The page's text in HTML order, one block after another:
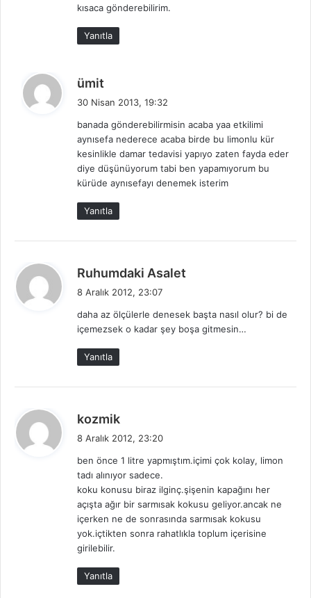
kısaca gönderebilirim.
Yanıtla
ümit
i
k
i
30 Nisan 2013, 19:32
banada gönderebilirmisin acaba yaa etkilimi
aynısefa nederece acaba birde bu limonlu kür
kesinlikle damar tedavisi yapıyo zaten fayda eder
diye düşünüyorum tabi ben yapamıyorum bu
kürüde aynısefayı denemek isterim
Yanıtla
Ruhumdaki Asalet
i
k
8 Aralık 2012, 23:07
daha az ölçülerle denesek başta nasıl olur? bi de
içemezsek o kadar şey boşa gitmesin…
Yanıtla
kozmik
k
i
8 Aralık 2012, 23:20
ben önce 1 litre yapmıştım.içimi çok kolay, limon
tadı alınıyor sadece.
koku konusu biraz ilginç.şişenin kapağını her
açışta ağır bir sarmısak kokusu geliyor.ancak ne
içerken ne de sonrasında sarmısak kokusu
yok.içtikten sonra rahatlıkla toplum içerisine
girilebilir.
Yanıtla